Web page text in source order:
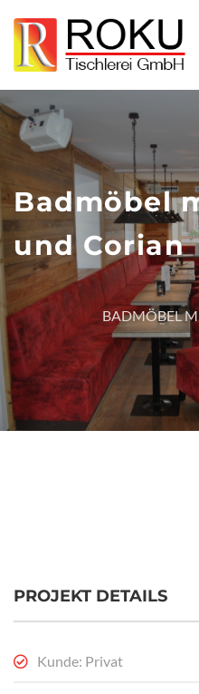
Badmöbel
und Corian
BADMÖBEL
PROJEKT DETAILS
Kunde: Privat